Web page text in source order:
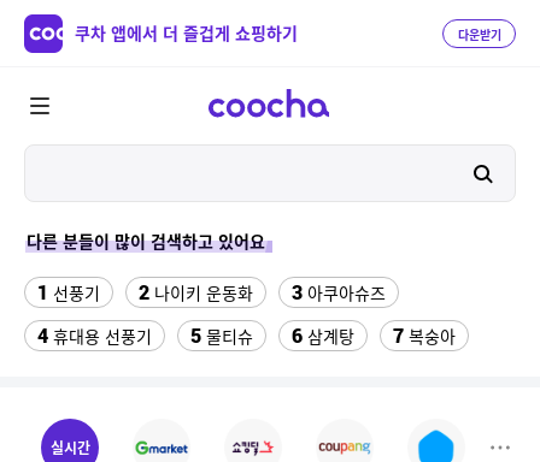
쿠차 앱에서 더 즐겁게 쇼핑하기 다운받기
다른 분들이 많이 검색하고 있어요
1 선풍기 2 나이키 운동화 3 아쿠아슈즈
4 휴대용 선풍기 5 물티슈 6 삼계탕 7 복숭아
11 하이원 워터월드
실시간